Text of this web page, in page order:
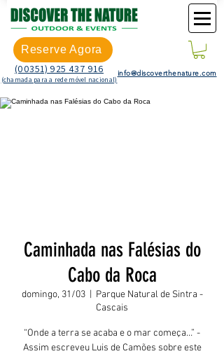
Reserve Agora
(00351) 925 437 916
(chamada para a rede móvel nacional)
info@discoverthenature.com
Caminhada nas Falésias do
Cabo da Roca
domingo, 31/03
  |
Parque Natural de Sintra -
Cascais
“Onde a terra se acaba e o mar começa…” -
Assim escreveu Luis de Camões sobre este